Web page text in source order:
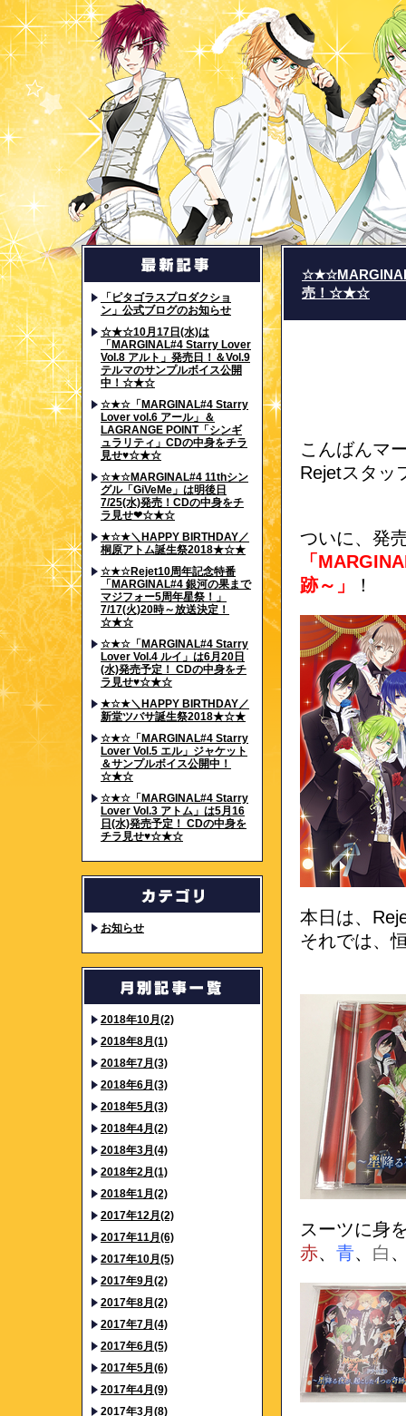
「ピタゴラスプロダクショ
ン」公式ブログのお知らせ
☆★☆10月17日(水)は
「MARGINAL#4 Starry Lover
Vol.8 アルト」発売日！＆Vol.9
テルマのサンプルボイス公開
中！☆★☆
☆★☆「MARGINAL#4 Starry
Lover vol.6 アール」＆
LAGRANGE POINT「シンギ
ュラリティ」CDの中身をチラ
見せ♥☆★☆
☆★☆MARGINAL#4 11thシン
グル「GiVeMe」は明後日
7/25(水)発売！CDの中身をチ
ラ見せ❤☆★☆
★☆★＼HAPPY BIRTHDAY／
桐原アトム誕生祭2018★☆★
☆★☆Rejet10周年記念特番
「MARGINAL#4 銀河の果まで
マジフォー5周年星祭！」
7/17(火)20時～放送決定！
☆★☆
☆★☆「MARGINAL#4 Starry
Lover Vol.4 ルイ」は6月20日
(水)発売予定！ CDの中身をチ
ラ見せ♥☆★☆
★☆★＼HAPPY BIRTHDAY／
新堂ツバサ誕生祭2018★☆★
☆★☆「MARGINAL#4 Starry
Lover Vol.5 エル」ジャケット
＆サンプルボイス公開中！
☆★☆
☆★☆「MARGINAL#4 Starry
Lover Vol.3 アトム」は5月16
日(水)発売予定！ CDの中身を
チラ見せ♥☆★☆
お知らせ
2018年10月(2)
2018年8月(1)
2018年7月(3)
2018年6月(3)
2018年5月(3)
2018年4月(2)
2018年3月(4)
2018年2月(1)
2018年1月(2)
2017年12月(2)
2017年11月(6)
2017年10月(5)
2017年9月(2)
2017年8月(2)
2017年7月(4)
2017年6月(5)
2017年5月(6)
2017年4月(9)
2017年3月(8)
売！☆★☆
こんばんマ
Rejetスタッ
ついに、発
「
跡～」
！
本日は、
それでは、
スーツに身
赤、 青、 白